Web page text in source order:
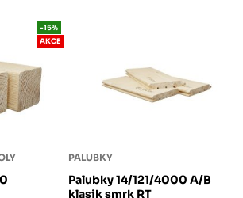
-15%
AKCE
PALUBKY
Palubky 14/121/4000 A/B
klasik smrk RT